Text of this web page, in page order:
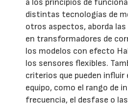
a los principios de
distintas tecnologías de
otros aspectos, aborda las
en transformadores de
los modelos con efecto
los sensores flexibles.
criterios que pueden influir
equipo, como el rango de
frecuencia, el desfase o